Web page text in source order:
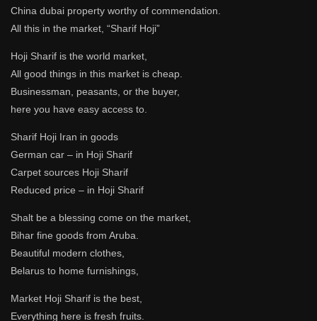
China dubai property worthy of commendation.
All this in the market, “Sharif Hoji”
Hoji Sharif is the world market,
All good things in this market is cheap.
Businessman, peasants, or the buyer,
here you have easy access to.
Sharif Hoji Iran in goods
German car – in Hoji Sharif
Carpet sources Hoji Sharif
Reduced price – in Hoji Sharif
Shalt be a blessing come on the market,
Bihar fine goods from Aruba.
Beautiful modern clothes,
Belarus to home furnishings,
Market Hoji Sharif is the best,
Everything here is fresh fruits.